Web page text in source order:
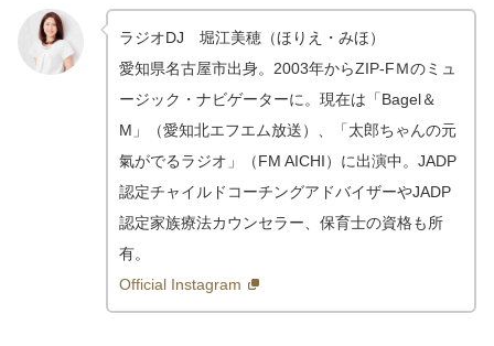
ラジオDJ 堀江美穂（ほりえ・みほ）
愛知県名古屋市出身。2003年からZIP-FＭのミュ
ージック・ナビゲーターに。現在は「Bagel＆
M」（愛知北エフエム放送）、「太郎ちゃんの元
氣がでるラジオ」（FM AICHI）に出演中。JADP
認定チャイルドコーチングアドバイザーやJADP
認定家族療法カウンセラー、保育士の資格も所
有。
Official Instagram